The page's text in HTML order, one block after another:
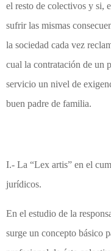
el resto de colectivos y si,
sufrir las mismas
la sociedad cada vez
cual la contratación de un
servicio un nivel de
buen padre de familia.
I.- La “Lex artis” en el
jurídicos.
En el estudio de la
surge un concepto básico